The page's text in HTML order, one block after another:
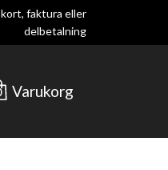
faktura eller
delbetalning
Varukorg